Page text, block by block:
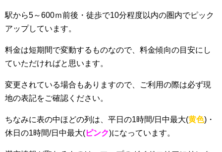
駅から5～600ｍ前後・徒歩で10分程度以内の圏内でピック
アップしています。
料金は短期間で変動するものなので、料金傾向の目安にし
ていただければと思います。
変更されている場合もありますので、ご利用の際は必ず現
地の表記をご確認ください。
ちなみに表の中ほどの列は、平日の1時間/日中最大(黄色)・
休日の1時間/日中最大(ピンク)になっています。